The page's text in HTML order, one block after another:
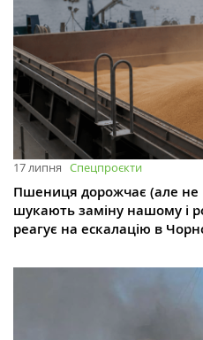
17 липня Спецпроєкти
Пшениця дорожчає (але не
шукають заміну нашому і
реагує на ескалацію в